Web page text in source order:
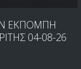
ΕΚΠΟΜΠΗ
04-08-26